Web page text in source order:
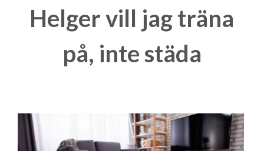
Helger vill jag träna
på, inte städa